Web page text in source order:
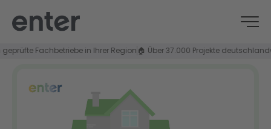
Fachbetriebe in Ihrer Region🏠 Über 37.000 Projekte deutschlandweit